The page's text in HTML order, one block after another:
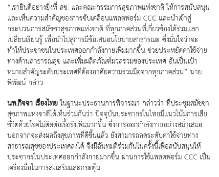
“เรายินดีอย่างยิ่งที่ สช. และคณะกรรมการสุขภาพแห่งชาติ ให้การสนับสนุน
และเห็นความสำคัญของการขับเคลื่อนแพลตฟอร์ม CCC และนำเข้าสู่
กระบวนการสมัชชาสุขภาพแห่งชาติ ที่ทุกภาคส่วนที่เกี่ยวข้องได้ร่วมแลก
เปลี่ยนเรียนรู้ เพื่อนำไปสู่การมีข้อเสนอนโยบายสาธารณะ ซึ่งมั่นใจว่าจะ
ทำให้ประชาชนในประเทศออกกำลังกายเพิ่มมากขึ้น ช่วยประหยัดค่าใช้จ่าย
ทางด้านสาธารณสุข และเพิ่มผลิตภัณฑ์มวลรวมของประเทศ อันเป็นเป้า
หมายสำคัญระดับประเทศที่ต้องอาศัยความร่วมมือจากทุกภาคส่วน” นาย
พิพัฒน์ กล่าว
นพ.กิจจา เรืองไทยในฐานะประธานการพิจารณา กล่าวว่า ที่ประชุมสมัชชา
สุขภาพแห่งชาติได้เห็นร่วมกันว่า ปัจจุบันประชากรในไทยมีแนวโน้มการเสีย
ชีวิตด้วยโรคไม่ติดต่อเรื้อรังเพิ่มมากขึ้น ซึ่งการออกกำลังกายอย่างสม่ำเสมอ
นอกจากจะส่งผลถึงสุขภาพที่ดีขึ้นแล้ว ยังสามารถลดระดับค่าใช้จ่ายทาง
สาธารณสุขของประเทศลงได้ จึงมีฉันทมติร่วมกันในครั้งนี้เพื่อสนับสนุนให้
ประชากรในประเทศออกกำลังกายมากขึ้น ผ่านการใช้แพลตฟอร์ม CCC เป็น
เครื่องมือในการส่งเสริมและกระตุ้น